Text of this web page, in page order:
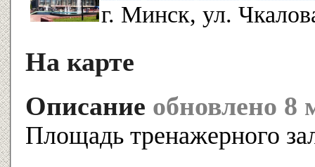
г. Минск, ул.
На карте
Описание обновлено 8
Площадь тренажерного